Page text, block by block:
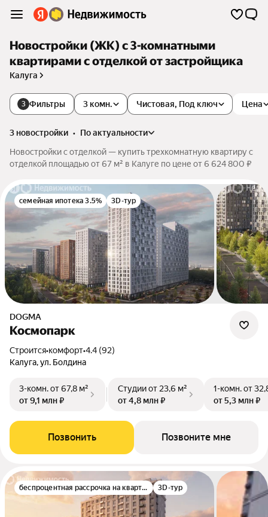
Новостройки (ЖК) с 3-комнатными
квартирами с отделкой от застройщика
Калуга
3 Фильтры Цена
3 комн. Чистовая, Под ключ
3 новостройки •
по актуальности
Новостройки с отделкой — купить трехкомнатную квартиру с
отделкой площадью от 67 м² в Калуге по цене от 6 624 800 ₽
семейная ипотека 3.5% 3D-тур
DOGMA
Космопарк
Строится•комфорт•4.4 (92)
Калуга, ул. Болдина
3-комн.от 67,8 м²
от 9,1 млн ₽
Студииот 23,6 м²
от 4,8 млн ₽
1-комн.от
от 5,3 млн ₽
Позвонить Позвоните мне
беспроцентная рассрочка на квартиру 3D-тур